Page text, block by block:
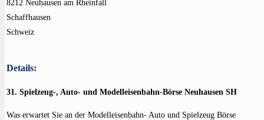
8212 Neuhausen am Rheinfall
Schaffhausen
Schweiz
Details:
31. Spielzeug-, Auto- und Modelleisenbahn-Börse Neuhausen SH
Was erwartet Sie an der Modelleisenbahn- Auto und Spielzeug Börse